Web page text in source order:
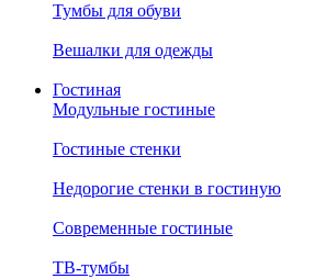
Тумбы для обуви
Вешалки для одежды
Гостиная
Модульные гостиные
Гостиные стенки
Недорогие стенки в гостиную
Современные гостиные
ТВ-тумбы